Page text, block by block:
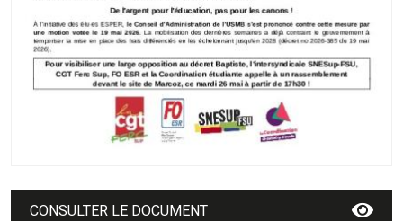
CONSULTER LE DOCUMENT